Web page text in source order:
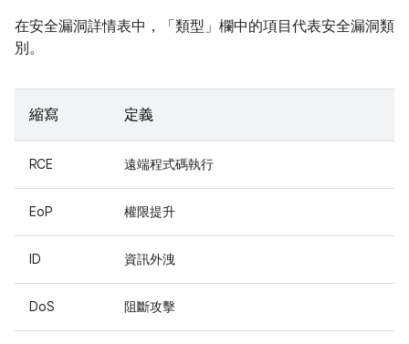
在安全漏洞詳情表中，「類型」 欄中的項目代表安全漏洞類
別。
縮寫 定義
RCE 遠端程式碼執行
EoP 權限提升
ID 資訊外洩
DoS 阻斷攻擊